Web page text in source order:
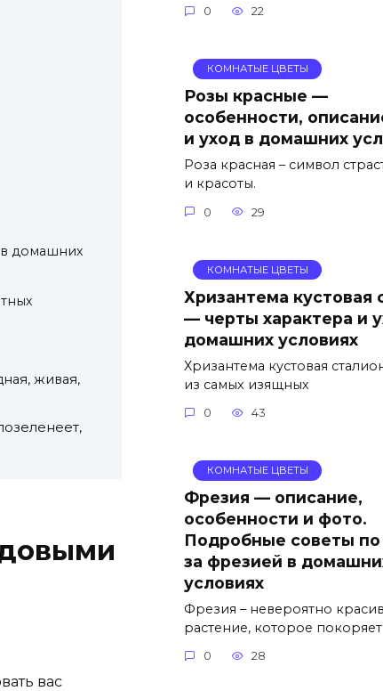
домашних
живая,
вас
0 22
КОМНАТЫЕ ЦВЕТЫ
Розы красные —
особенности,
и уход в домашних
Роза красная – символ
и красоты.
0 29
КОМНАТЫЕ ЦВЕТЫ
Хризантема кустовая
— черты характера и
домашних условиях
Хризантема кустовая
из самых изящных
0 43
КОМНАТЫЕ ЦВЕТЫ
Фрезия — описание,
особенности и фото.
Подробные советы по
за фрезией в
условиях
Фрезия – невероятно
растение, которое покоряет
0 28